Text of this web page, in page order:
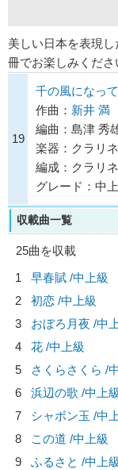
美しい日本を表現
冊でお楽しみくださ
19
千の風になって
作曲： 新井 満
編曲：島津 秀
楽器：クラリ
編成：クラリ
グレード：中
収載曲一覧
25曲を収載
1
早春賦 /中上級
2
初恋 /中上級
3
おぼろ月夜 /中
4
花 /中上級
5
さくらさくら /
6
浜辺の歌 /中上級
7
シャボン玉 /中
8
この道 /中上級
9
ふるさと /中上級